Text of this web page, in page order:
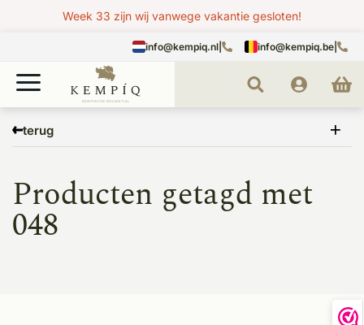
Week 33 zijn wij vanwege vakantie gesloten!
info@kempiq.nl info@kempiq.be
terug
048
Producten getagd met
048